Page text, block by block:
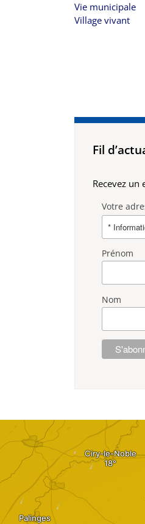
Vie municipale
Village vivant
Fil
Recevez
Votre
Prénom
Nom